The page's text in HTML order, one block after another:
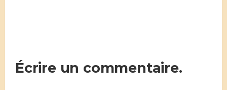
Écrire un commentaire.